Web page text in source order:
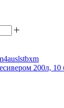
200л, 10